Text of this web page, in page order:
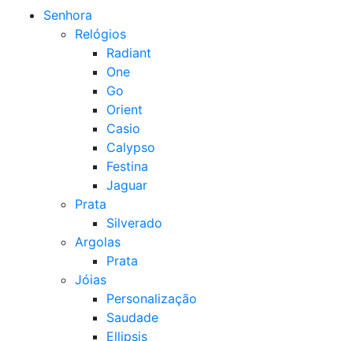
Senhora
Relógios
Radiant
One
Go
Orient
Casio
Calypso
Festina
Jaguar
Prata
Silverado
Argolas
Prata
Jóias
Personalização
Saudade
Ellipsis